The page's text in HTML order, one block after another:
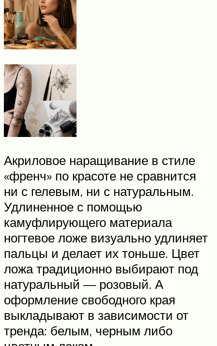
Акриловое наращивание в стиле
«френч» по красоте не сравнится
ни с гелевым, ни с натуральным.
Удлиненное с помощью
камуфлирующего материала
ногтевое ложе визуально удлиняет
пальцы и делает их тоньше. Цвет
ложа традиционно выбирают под
натуральный — розовый. А
оформление свободного края
выкладывают в зависимости от
тренда: белым, черным либо